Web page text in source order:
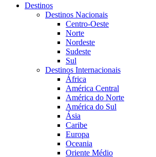
Destinos
Destinos Nacionais
Centro-Oeste
Norte
Nordeste
Sudeste
Sul
Destinos Internacionais
África
América Central
América do Norte
América do Sul
Ásia
Caribe
Europa
Oceania
Oriente Médio